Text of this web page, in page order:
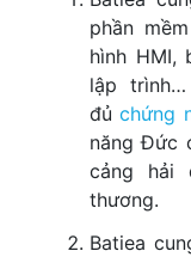
phần
hình HMI,
lập
đủchứng
năng Đức
cảng hải
thương.
Batiea